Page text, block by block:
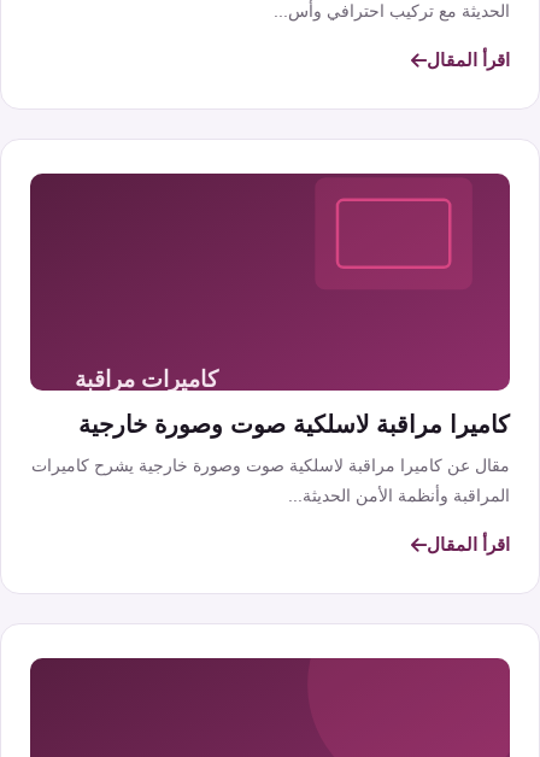
الحديثة مع تركيب احترافي وأس...
اقرأ المقال
كاميرا مراقبة لاسلكية صوت وصورة خارجية
مقال عن كاميرا مراقبة لاسلكية صوت وصورة خارجية يشرح كاميرات
المراقبة وأنظمة الأمن الحديثة...
اقرأ المقال